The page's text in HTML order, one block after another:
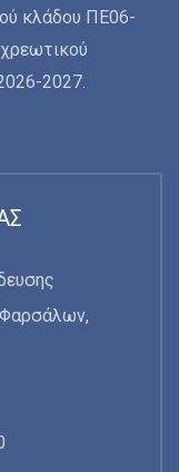
κλάδου ΠΕ06-
2027.